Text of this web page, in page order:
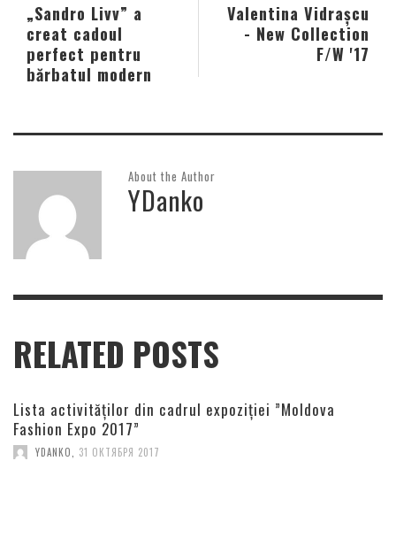
Valentina Vidrașcu
- New Collection
F/W '17
„Sandro Livv” a
creat cadoul
perfect pentru
bărbatul modern
About the Author
YDanko
RELATED POSTS
Lista activităților din cadrul expoziției ”Moldova
Fashion Expo 2017”
YDANKO 31 ОКТЯБРЯ 2017